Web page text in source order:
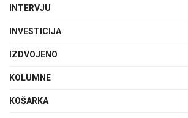
INTERVJU
INVESTICIJA
IZDVOJENO
KOLUMNE
KOŠARKA